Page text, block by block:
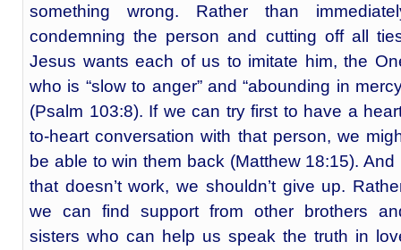
something wrong. Rather than
condemning the person and cutting off all
Jesus wants each of us to imitate him, the
who is “slow to anger” and “abounding in
(Psalm 103:8). If we can try first to have a
to-heart conversation with that person, we
be able to win them back (Matthew 18:15). And
that doesn’t work, we shouldn’t give up.
we can find support from other brothers
sisters who can help us speak the truth in